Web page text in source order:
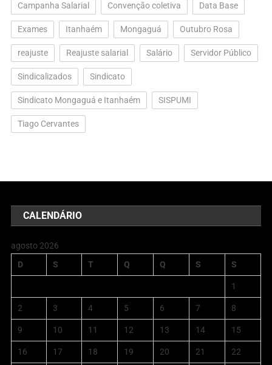
Campanha Salarial Convenção coletiva Data Base
Exames Itanhaém Mongaguá Outubro Rosa
reajuste Reajuste salarial Salário Servidor Público
Sindicalizados Sindicato
Sindicato Mongaguá e Itanhaém SISPUMI
Tiago Cervantes
CALENDÁRIO
agosto 2026
D
S T Q Q S S
1
2 3 4 5 6 7 8
9 10 11 12 13 14 15
16 17 18 19 20 21 22